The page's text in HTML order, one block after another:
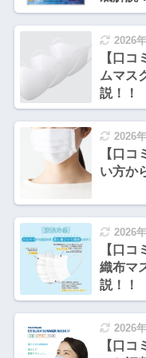
2026
【口
ムマス
説！！
2026
【口
い方か
2026
【口
織布マ
説！！
2026
【口